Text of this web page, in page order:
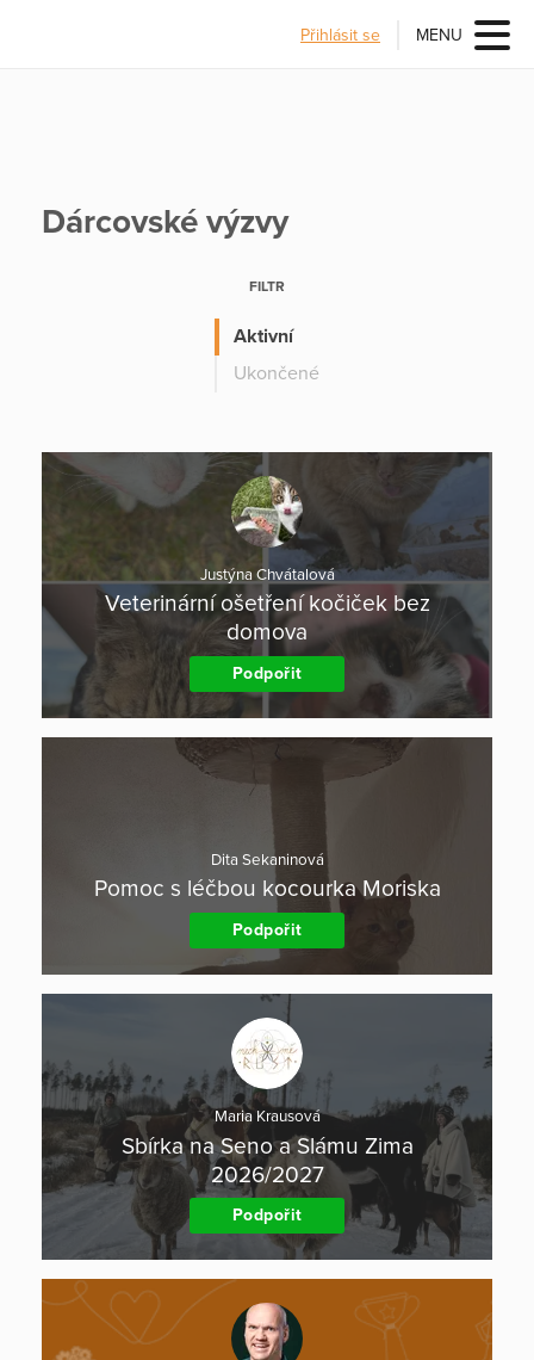
Přihlásit se MENU
Dárcovské výzvy
FILTR
Aktivní
Ukončené
Justýna Chvátalová
Veterinární ošetření kočiček bez
domova
Podpořit
Dita Sekaninová
Pomoc s léčbou kocourka Moriska
Podpořit
Maria Krausová
Sbírka na Seno a Slámu Zima
2026/2027
Podpořit